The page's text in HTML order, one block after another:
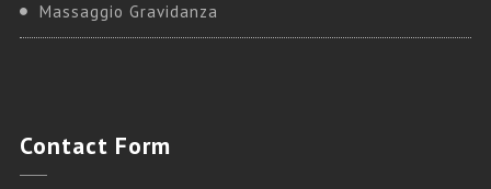
Massaggio Gravidanza
Contact Form